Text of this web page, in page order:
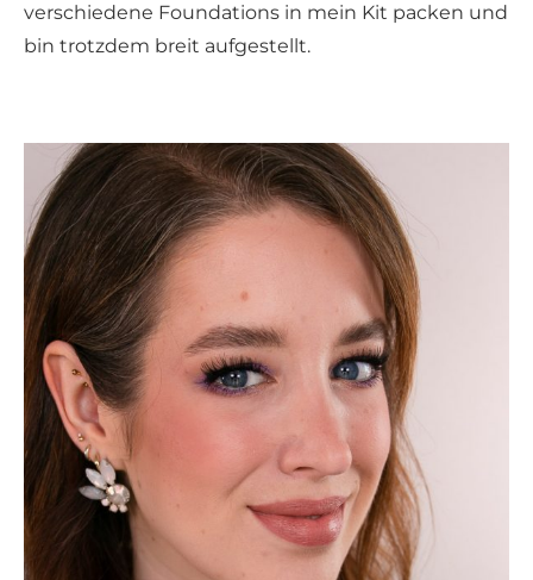
verschiedene Foundations in mein Kit packen und
bin trotzdem breit aufgestellt.